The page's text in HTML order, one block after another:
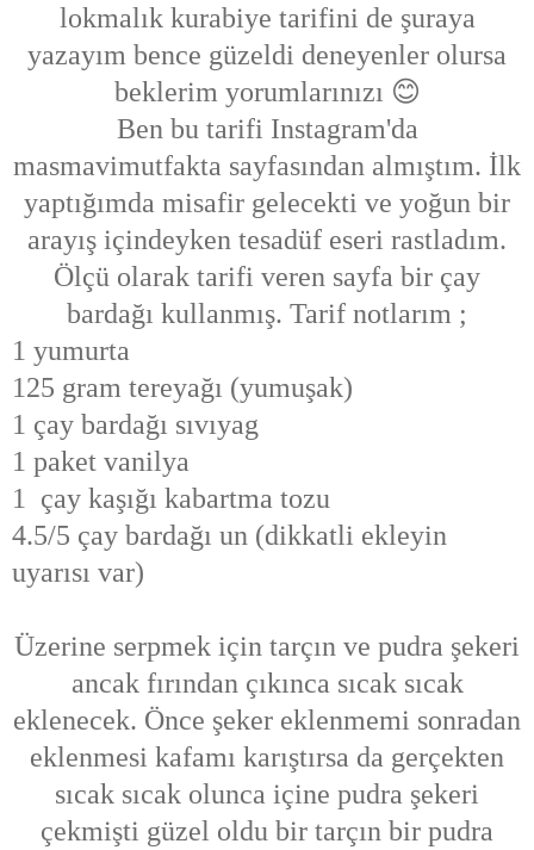
lokmalık kurabiye tarifini de şuraya
yazayım bence güzeldi deneyenler olursa
beklerim yorumlarınızı 😊
Ben bu tarifi Instagram'da
masmavimutfakta sayfasından almıştım. İlk
yaptığımda misafir gelecekti ve yoğun bir
arayış içindeyken tesadüf eseri rastladım.
Ölçü olarak tarifi veren sayfa bir çay
bardağı kullanmış. Tarif notlarım ;
1 yumurta
125 gram tereyağı (yumuşak)
1 çay bardağı sıvıyag
1 paket vanilya
1 çay kaşığı kabartma tozu
4.5/5 çay bardağı un (dikkatli ekleyin
uyarısı var)
Üzerine serpmek için tarçın ve pudra şekeri
ancak fırından çıkınca sıcak sıcak
eklenecek. Önce şeker eklenmemi sonradan
eklenmesi kafamı karıştırsa da gerçekten
sıcak sıcak olunca içine pudra şekeri
çekmişti güzel oldu bir tarçın bir pudra